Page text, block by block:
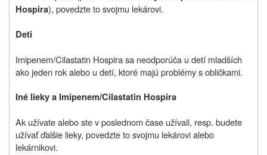
Hospira), povedzte to svojmu lekárovi.
Deti
Imipenem/Cilastatin Hospira sa neodporúča u detí mladších
ako jeden rok alebo u detí, ktoré majú problémy s obličkami.
Iné lieky a Imipenem/Cilastatin Hospira
Ak užívate alebo ste v poslednom čase užívali, resp. budete
užívať ďalšie lieky, povedzte to svojmu lekárovi alebo
lekárnikovi.